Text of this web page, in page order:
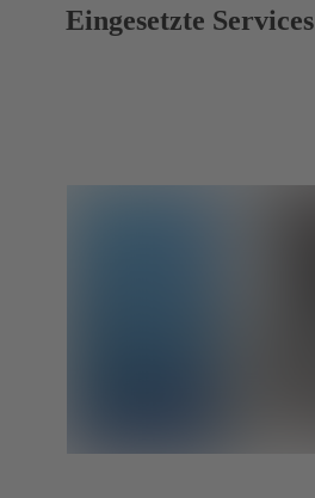
Eingesetzte Services